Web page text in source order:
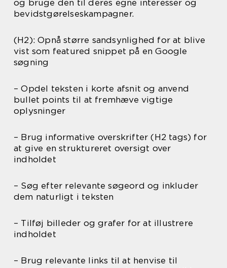
og bruge den til deres egne interesser og
bevidstgørelseskampagner.
(H2): Opnå større sandsynlighed for at blive
vist som featured snippet på en Google
søgning
– Opdel teksten i korte afsnit og anvend
bullet points til at fremhæve vigtige
oplysninger
– Brug informative overskrifter (H2 tags) for
at give en struktureret oversigt over
indholdet
– Søg efter relevante søgeord og inkluder
dem naturligt i teksten
– Tilføj billeder og grafer for at illustrere
indholdet
– Brug relevante links til at henvise til